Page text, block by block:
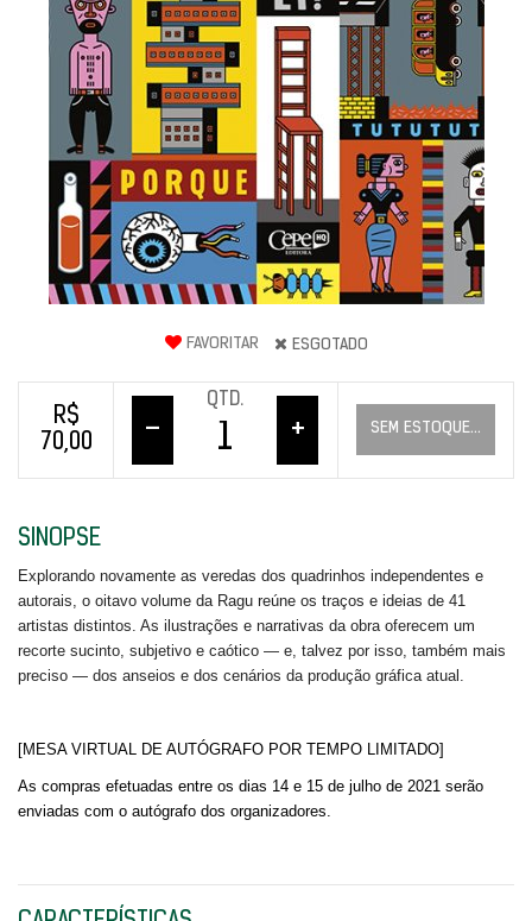
FAVORITAR ESGOTADO
R$
70,00
–
QTD.
+ SEM ESTOQUE...
SINOPSE
Explorando novamente as veredas dos quadrinhos independentes e
autorais, o oitavo volume da Ragu reúne os traços e ideias de 41
artistas distintos. As ilustrações e narrativas da obra oferecem um
recorte sucinto, subjetivo e caótico — e, talvez por isso, também mais
preciso — dos anseios e dos cenários da produção gráfica atual.
[MESA VIRTUAL DE AUTÓGRAFO POR TEMPO LIMITADO]
As compras efetuadas entre os dias 14 e 15 de julho de 2021 serão
enviadas com o autógrafo dos organizadores.